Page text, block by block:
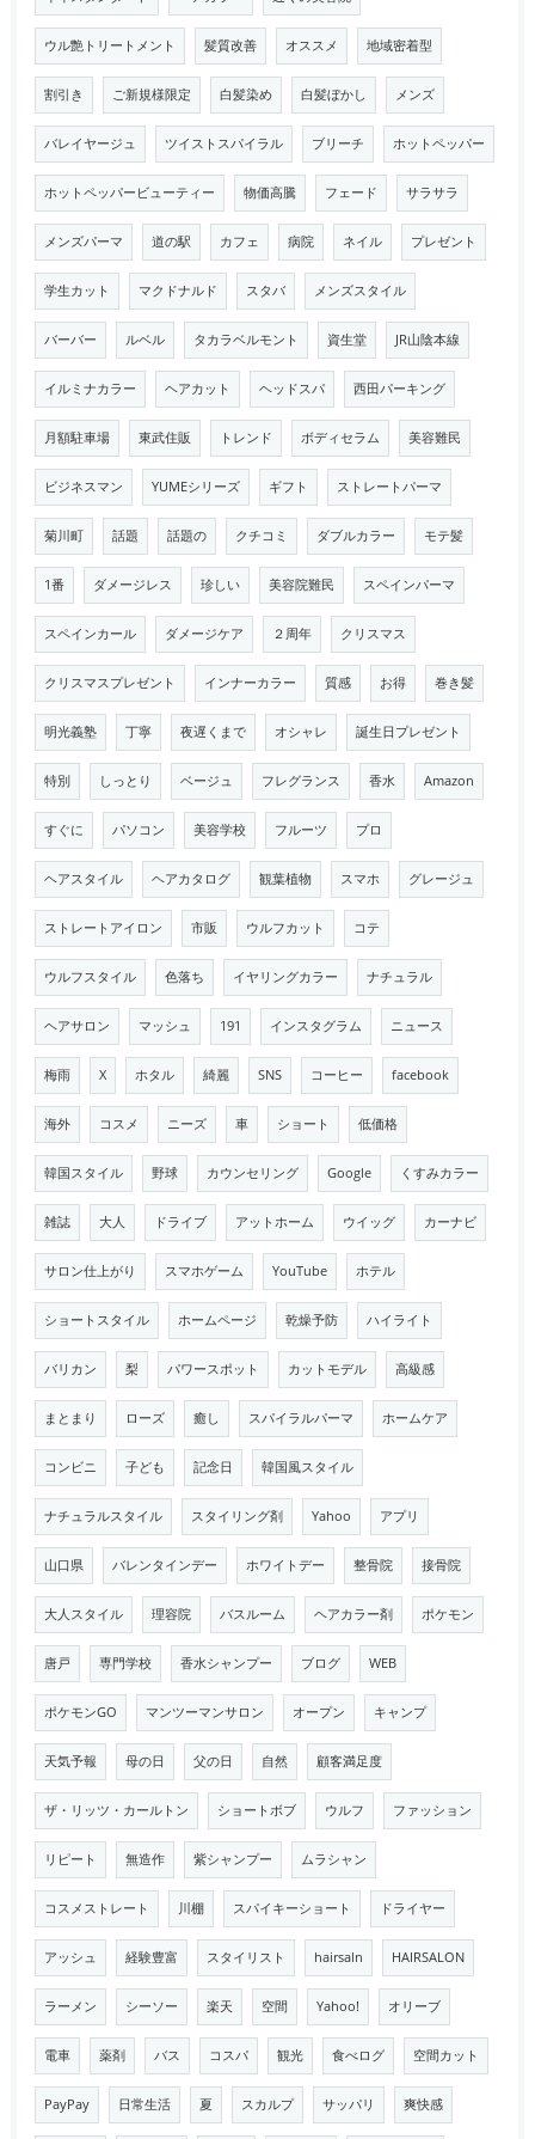
ウル艶トリートメント 髪質改善 オススメ 地域密着型
割引き ご新規様限定 白髪染め 白髪ぼかし メンズ
バレイヤージュ ツイストスパイラル ブリーチ ホットペッパー
ホットペッパービューティー 物価高騰 フェード サラサラ
メンズパーマ 道の駅 カフェ 病院 ネイル プレゼント
学生カット マクドナルド スタバ メンズスタイル
バーバー ルベル タカラベルモント 資生堂 JR山陰本線
イルミナカラー ヘアカット ヘッドスパ 西田パーキング
月額駐車場 東武住販 トレンド ボディセラム 美容難民
ビジネスマン YUMEシリーズ ギフト ストレートパーマ
菊川町 話題 話題の クチコミ ダブルカラー モテ髪
1番 ダメージレス 珍しい 美容院難民 スペインパーマ
スペインカール ダメージケア ２周年 クリスマス
クリスマスプレゼント インナーカラー 質感 お得 巻き髪
明光義塾 丁寧 夜遅くまで オシャレ 誕生日プレゼント
特別 しっとり ベージュ フレグランス 香水 Amazon
すぐに パソコン 美容学校 フルーツ プロ
ヘアスタイル ヘアカタログ 観葉植物 スマホ グレージュ
ストレートアイロン 市販 ウルフカット コテ
ウルフスタイル 色落ち イヤリングカラー ナチュラル
ヘアサロン マッシュ 191 インスタグラム ニュース
梅雨 X ホタル 綺麗 SNS コーヒー facebook
海外 コスメ ニーズ 車 ショート 低価格
韓国スタイル 野球 カウンセリング Google くすみカラー
雑誌 大人 ドライブ アットホーム ウイッグ カーナビ
サロン仕上がり スマホゲーム YouTube ホテル
ショートスタイル ホームページ 乾燥予防 ハイライト
バリカン 梨 パワースポット カットモデル 高級感
まとまり ローズ 癒し スパイラルパーマ ホームケア
コンビニ 子ども 記念日 韓国風スタイル
ナチュラルスタイル スタイリング剤 Yahoo アプリ
山口県 バレンタインデー ホワイトデー 整骨院 接骨院
大人スタイル 理容院 バスルーム ヘアカラー剤 ポケモン
唐戸 専門学校 香水シャンプー ブログ WEB
ポケモンGO マンツーマンサロン オープン キャンプ
天気予報 母の日 父の日 自然 顧客満足度
ザ・リッツ・カールトン ショートボブ ウルフ ファッション
リピート 無造作 紫シャンプー ムラシャン
コスメストレート 川棚 スパイキーショート ドライヤー
アッシュ 経験豊富 スタイリスト hairsaln HAIRSALON
ラーメン シーソー 楽天 空間 Yahoo! オリーブ
電車 薬剤 バス コスパ 観光 食べログ 空間カット
PayPay 日常生活 夏 スカルプ サッパリ 爽快感